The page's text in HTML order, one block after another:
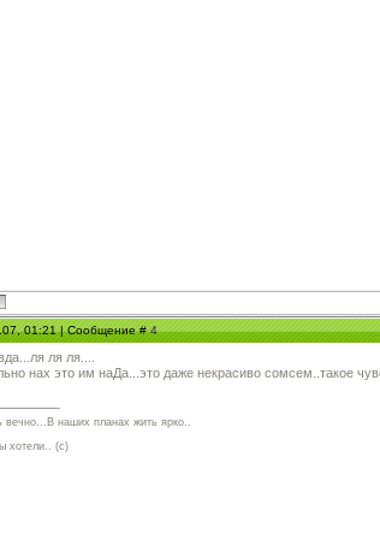
01:21 | Сообщение #4
ля ля....
нах это им наДа...это даже некрасиво сомсем..такое
вечно...В наших планах жить ярко..
хотели.. (с)